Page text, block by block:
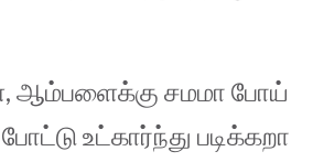
ஆம்பளைக்கு சமமா போய்
உட்கார்ந்து படிக்கறா